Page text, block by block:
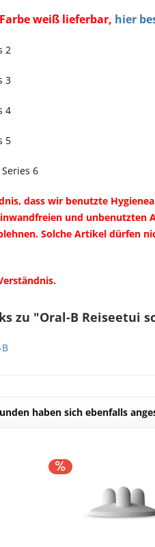
weiß lieferbar, hier
2
3
4
5
Series 6
dass wir benutzte
und unbenutzten
Solche Artikel dürfen
zu "Oral-B Reiseetui
haben sich ebenfalls